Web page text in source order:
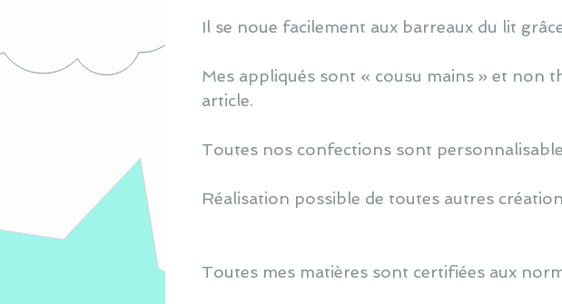
Il se noue facilement aux barreaux du lit
Mes appliqués sont « cousu mains » et non
article.
Toutes nos confections sont
Réalisation possible de toutes autres
Toutes mes matières sont certifiées aux